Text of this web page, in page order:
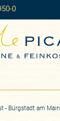
0
- Bürgstadt am Main